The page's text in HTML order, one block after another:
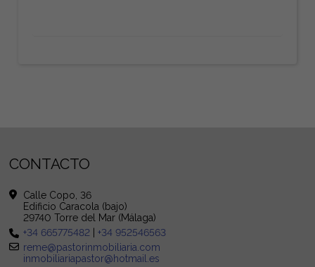
CONTACTO
Calle Copo, 36
Edificio Caracola (bajo)
29740 Torre del Mar (Málaga)
+34 665775482 |+34 952546563
reme@pastorinmobiliaria.com
inmobiliariapastor@hotmail.es